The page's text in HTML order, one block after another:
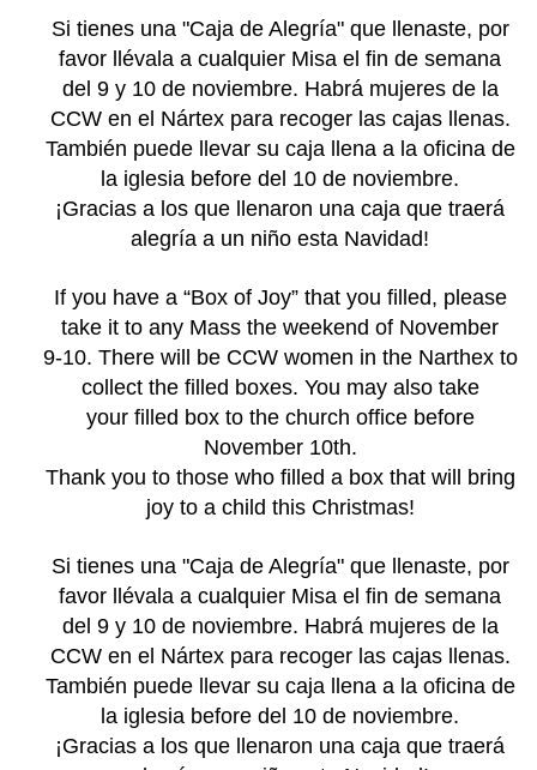
Si tienes una "Caja de Alegría" que llenaste, por
favor llévala a cualquier Misa el fin de semana
del 9 y 10 de noviembre. Habrá mujeres de la
CCW en el Nártex para recoger las cajas llenas.
También puede llevar su caja llena a la oficina de
la iglesia before del 10 de noviembre.
¡Gracias a los que llenaron una caja que traerá
alegría a un niño esta Navidad!
If you have a “Box of Joy” that you filled, please
take it to any Mass the weekend of November
9-10. There will be CCW women in the Narthex to
collect the filled boxes. You may also take
your filled box to the church office before
November 10th.
Thank you to those who filled a box that will bring
joy to a child this Christmas!
Si tienes una "Caja de Alegría" que llenaste, por
favor llévala a cualquier Misa el fin de semana
del 9 y 10 de noviembre. Habrá mujeres de la
CCW en el Nártex para recoger las cajas llenas.
También puede llevar su caja llena a la oficina de
la iglesia before del 10 de noviembre.
¡Gracias a los que llenaron una caja que traerá